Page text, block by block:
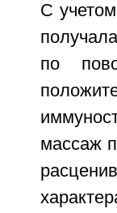
С
по
массаж